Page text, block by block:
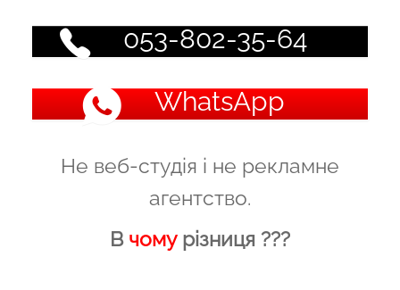
053-802-35-64
WhatsApp
Не веб-студія і не рекламне
агентство.
В чомурізниця ???